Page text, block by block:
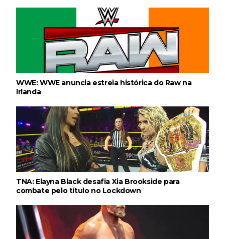
WWE: WWE anuncia estreia histórica do Raw na
Irlanda
TNA: Elayna Black desafia Xia Brookside para
combate pelo título no Lockdown